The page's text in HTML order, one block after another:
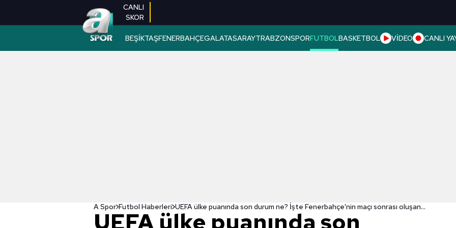
CANLI
SKOR
BEŞİKTAŞFENERBAHÇEGALATASARAYTRABZONSPORFUTBOLBASKETBOL VİDEO CANLI
A Spor Futbol Haberleri UEFA ülke puanında son durum ne? İşte Fenerbahçe'nin maçı sonrası oluşan sıralama...
UEFA ülke puanında son